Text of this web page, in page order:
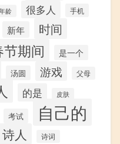
龄 很多人 手机
新年 时间
节期间 是一个
汤圆 游戏 父母
的是 皮肤
考试 自己的
诗人 诗词